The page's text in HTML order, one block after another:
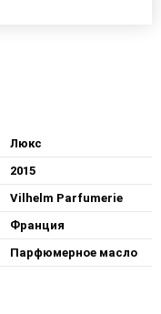
Люкс
2015
Vilhelm Parfumerie
Франция
Парфюмерное масло